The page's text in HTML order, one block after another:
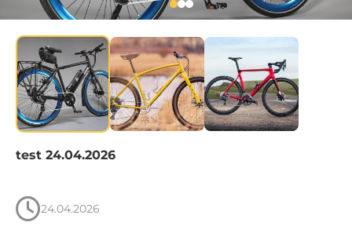
test 24.04.2026
24.04.2026